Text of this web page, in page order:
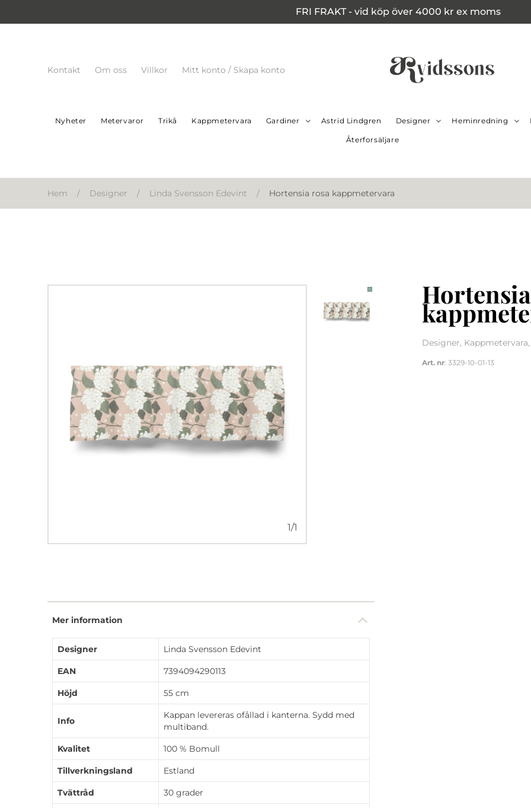
FRI FRAKT - vid köp över 4000 kr ex moms
Kontakt Om oss Villkor Mitt konto / Skapa konto
Nyheter Metervaror Trikå Kappmetervara Gardiner Astrid Lindgren Designer Heminredning
Återforsäljare
Hem / Designer / Linda Svensson Edevint / Hortensia rosa kappmetervara
1/1
Designer,
Art. nr: 3329-10-01-13
Mer information
Designer Linda Svensson Edevint
EAN 7394094290113
Höjd 55 cm
Info
Kappan levereras ofållad i kanterna. Sydd med
multiband.
Kvalitet 100 % Bomull
Tillverkningsland Estland
Tvättråd 30 grader